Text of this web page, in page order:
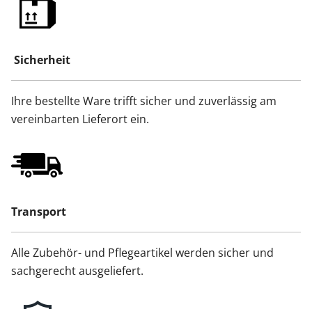
Sicherheit
Ihre bestellte Ware trifft sicher und zuverlässig am
vereinbarten Lieferort ein.
Transport
Alle Zubehör- und Pflegeartikel werden sicher und
sachgerecht ausgeliefert.